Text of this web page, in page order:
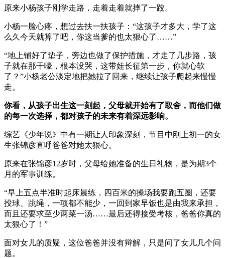
原来小杨孩子刚学走路，走着走着就摔了一跤。
小杨一脸心疼，想过去扶一扶孩子：“这孩子才多大，学了这
么久今天就算了吧，你这当爹的也太狠心了……”
“地上铺好了垫子，旁边也做了保护措施，才走了几步路，孩
子就在那干嚎，根本没哭，这带娃长征第一步，你就心软
了？”小杨老公淡定地把她拉了回来，继续让孩子爬起来慢慢
走。
你看，从孩子出生这一刻起，父母就开始有了取舍，而他们做
的每一次选择，都对孩子的未来有着深远影响。
综艺《少年说》中有一期让人印象深刻，节目中刚上初一的女
生张锦彦直呼爸爸对她太狠心。
原来在张锦彦12岁时，父母给她准备的生日礼物，是为期3个
月的军事训练。
“早上五点半准时起床晨练，四百米的操场我要跑五圈，还要
投球、跳绳，一项都不能少，一回到家早饭也是由我来承担，
而且还要求至少两菜一汤……最后还得接受考核，爸爸你真的
太狠心了！”
面对女儿的质疑，这位爸爸并没有辩解，只是问了女儿几个问
题。